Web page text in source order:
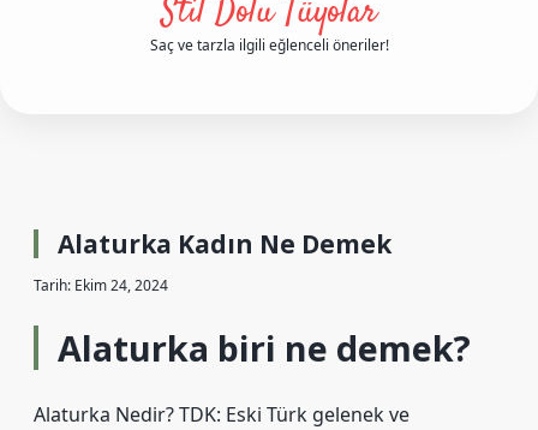
Stil Dolu Tüyolar
Saç ve tarzla ilgili eğlenceli öneriler!
Alaturka Kadın Ne Demek
Tarih: Ekim 24, 2024
Alaturka biri ne demek?
Alaturka Nedir? TDK: Eski Türk gelenek ve